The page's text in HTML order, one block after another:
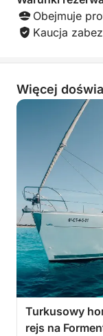
Obejmuje
Kaucja
Więcej
Turkusowy
rejs na